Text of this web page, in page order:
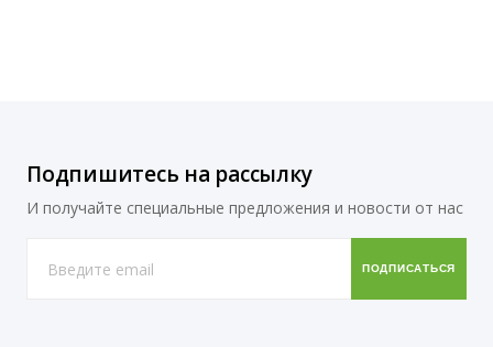
Подпишитесь на рассылку
И получайте специальные предложения и новости от нас